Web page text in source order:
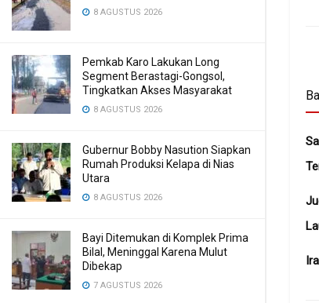
8 AGUSTUS 2026
Pemkab Karo Lakukan Long
Segment Berastagi-Gongsol,
Tingkatkan Akses Masyarakat
8 AGUSTUS 2026
Gubernur Bobby Nasution Siapkan
Rumah Produksi Kelapa di Nias
Utara
8 AGUSTUS 2026
Bayi Ditemukan di Komplek Prima
Bilal, Meninggal Karena Mulut
Dibekap
7 AGUSTUS 2026